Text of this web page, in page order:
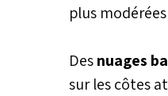
plus
Desnuages
sur les côtes